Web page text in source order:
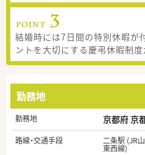
結婚時には7日間の特別休暇が
ントを大切にする慶弔休暇制
勤務地
勤務地 京都府 京
路線・交通手段 二条駅 (JR
東西線)